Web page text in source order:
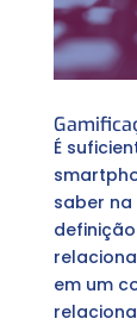
É
saber
em um